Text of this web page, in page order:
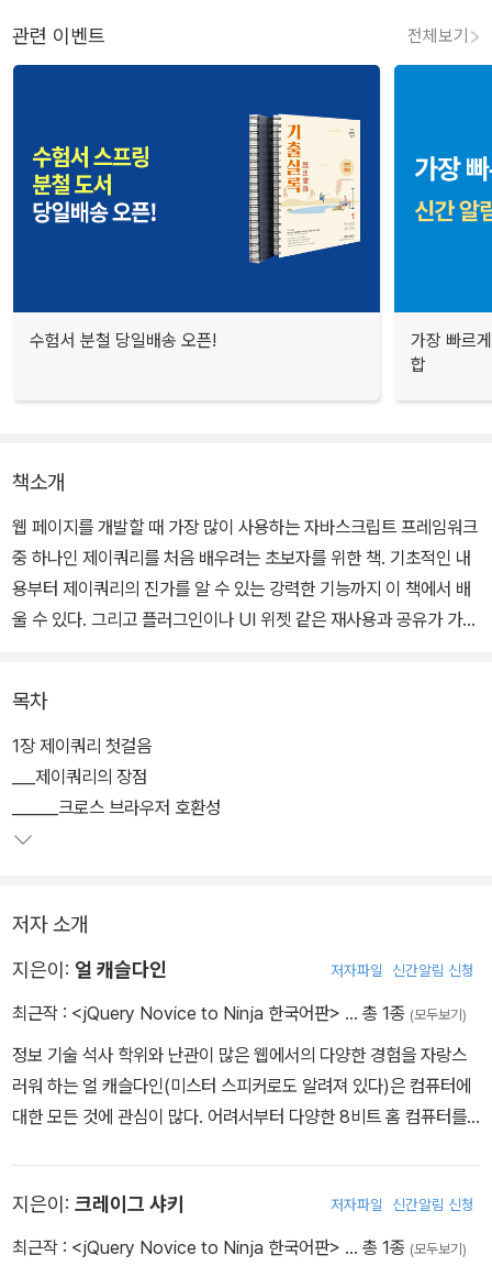
관련 이벤트 전체보기
수험서 분철 당일배송 오픈!
가장 빠르
합
책소개
웹 페이지를 개발할 때 가장 많이 사용하는 자바스크립트 프레임워크
중 하나인 제이쿼리를 처음 배우려는 초보자를 위한 책. 기초적인 내
용부터 제이쿼리의 진가를 알 수 있는 강력한 기능까지 이 책에서 배
울 수 있다. 그리고 플러그인이나 UI 위젯 같은 재사용과 공유가 가능
을 이 책을 통해 발견할 수 있을 것이다.
목차
1장 제이쿼리 첫걸음
___제이쿼리의 장점
______크로스 브라우저 호환성
저자 소개
지은이: 얼 캐슬다인 저자파일 신간알림 신청
최근작 : <jQuery Novice to Ninja 한국어판> … 총 1종 (모두보기)
정보 기술 석사 학위와 난관이 많은 웹에서의 다양한 경험을 자랑스
러워 하는 얼 캐슬다인(미스터 스피커로도 알려져 있다)은 컴퓨터에
대한 모든 것에 관심이 많다. 어려서부터 다양한 8비트 홈 컴퓨터를
의 진흙탕 속이나 모바일 앱과 게임의 숲, 클라이언트 인터랙션 개발
의 구름 속 등 어느 곳에서나 행복한 사람이다. 턴튜브리스트(http://
지은이: 크레이그 샤키 저자파일 신간알림 신청
최근작 : <jQuery Novice to Ninja 한국어판> … 총 1종 (모두보기)